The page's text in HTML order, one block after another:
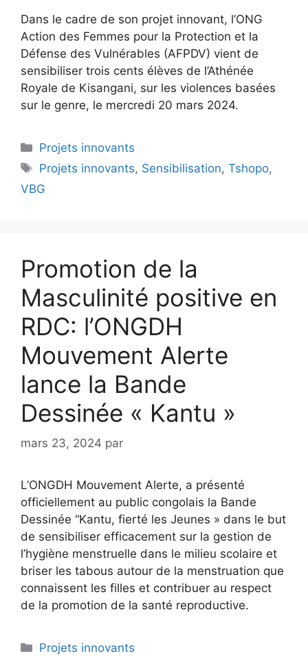
Dans le cadre de son projet innovant, l’ONG
Action des Femmes pour la Protection et la
Défense des Vulnérables (AFPDV) vient de
sensibiliser trois cents élèves de l’Athénée
Royale de Kisangani, sur les violences basées
sur le genre, le mercredi 20 mars 2024.
Projets innovants
Projets innovants, Sensibilisation,Tshopo,
VBG
Promotion de la
Masculinité positive en
RDC: l’ONGDH
Mouvement Alerte
lance la Bande
Dessinée « Kantu »
mars 23, 2024 par
L’ONGDH Mouvement Alerte, a présenté
officiellement au public congolais la Bande
Dessinée “Kantu, fierté les Jeunes » dans le but
de sensibiliser efficacement sur la gestion de
l’hygiène menstruelle dans le milieu scolaire et
briser les tabous autour de la menstruation que
connaissent les filles et contribuer au respect
de la promotion de la santé reproductive.
Projets innovants